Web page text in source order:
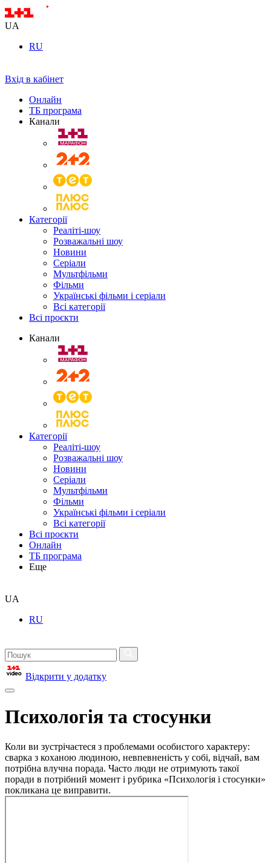
UA
RU
Вхід в кабінет
Онлайн
ТБ програма
Канали
Категорії
Реаліті-шоу
Розважальні шоу
Новини
Серіали
Мультфільми
Фільми
Українські фільми і серіали
Всі категорії
Всі проєкти
Канали
Категорії
Реаліті-шоу
Розважальні шоу
Новини
Серіали
Мультфільми
Фільми
Українські фільми і серіали
Всі категорії
Всі проєкти
Онлайн
ТБ програма
Еще
UA
RU
Відкрити у додатку
Психологія та стосунки
Коли ви зустрічаєтеся з проблемами особистого характеру:
сварка з коханою людиною, невпевненість у собі, відчай, вам
потрібна влучна порада. Часто люди не отримують такої
поради в потрібний момент і рубрика «Психологія і стосунки»
покликана це виправити.